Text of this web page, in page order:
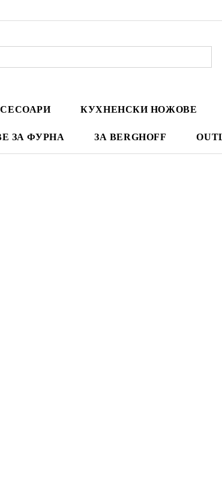
КУХНЕНСКИ НОЖОВЕ
ЗА ФУРНА ЗА BERGHOFF